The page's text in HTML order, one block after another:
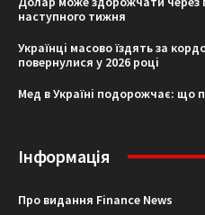
наступного тижня
Українці масово їздять за
повернулися у 2026 році
Мед в Україні подорожчає: що
Інформація
Про видання Finance News